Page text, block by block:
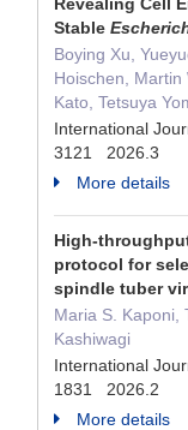
Stable
Boying Xu,
Hoischen, Martin
Kato, Tetsuya
International
3121 2026.3
More details
High-
protocol for
spindle tuber
Maria S. Kaponi,
Kashiwagi
International
1831 2026.2
More details